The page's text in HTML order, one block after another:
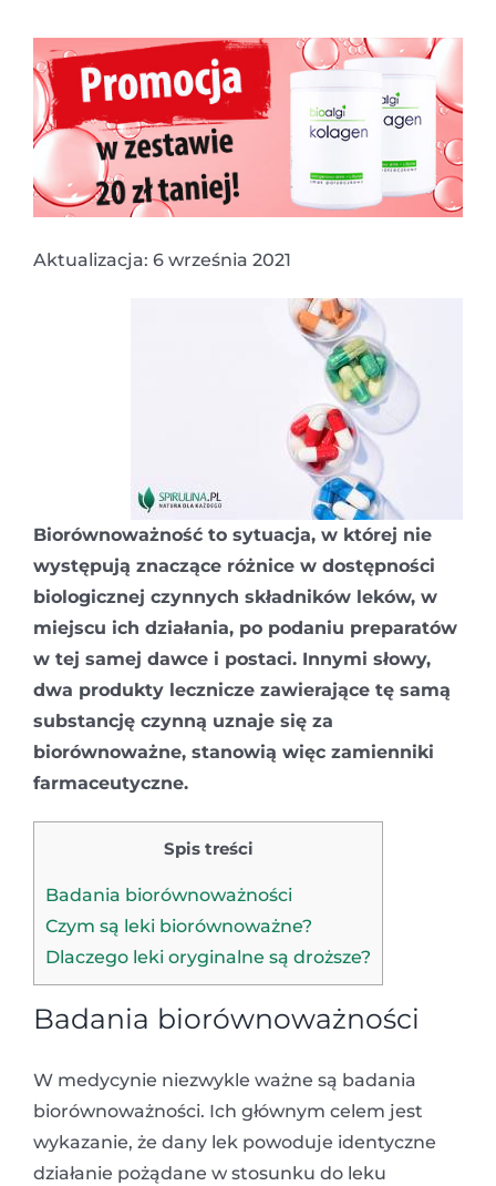
Aktualizacja: 6 września 2021
Biorównoważność to sytuacja, w której nie
występują znaczące różnice w dostępności
biologicznej czynnych składników leków, w
miejscu ich działania, po podaniu preparatów
w tej samej dawce i postaci. Innymi słowy,
dwa produkty lecznicze zawierające tę samą
substancję czynną uznaje się za
biorównoważne, stanowią więc zamienniki
farmaceutyczne.
Spis treści
Badania biorównoważności
Czym są leki biorównoważne?
Dlaczego leki oryginalne są droższe?
Badania biorównoważności
W medycynie niezwykle ważne są badania
biorównoważności. Ich głównym celem jest
wykazanie, że dany lek powoduje identyczne
działanie pożądane w stosunku do leku